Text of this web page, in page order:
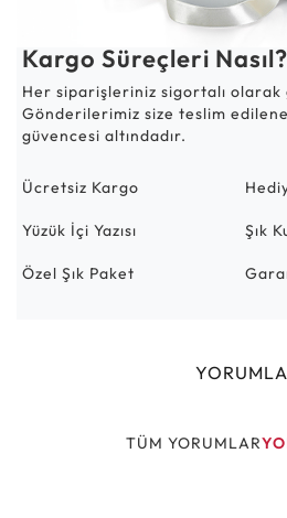
Kargo Süreçleri Nasıl?
Her siparişleriniz sigortalı
Gönderilerimiz size teslim
güvencesi altındadır.
Ücretsiz Kargo
Yüzük İçi Yazısı Şık
Özel Şık Paket
TÜM YORUMLAR